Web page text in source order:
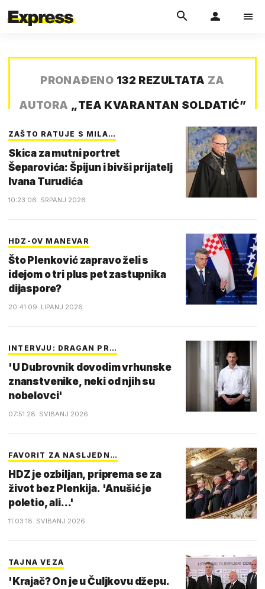
PRONAĐENO 132 REZULTATA ZA
AUTORA „TEA KVARANTAN SOLDATIĆ”
ZAŠTO RATUJE S MILA…
Skica za mutni portret
Šeparovića: Špijun i bivši prijatelj
Ivana Turudića
10:23 06. SRPANJ 2026.
HDZ-OV MANEVAR
Što Plenković zapravo želi s
idejom o tri plus pet zastupnika
dijaspore?
20:41 09. LIPANJ 2026.
INTERVJU: DRAGAN PR…
'U Dubrovnik dovodim vrhunske
znanstvenike, neki od njih su
nobelovci'
07:51 28. SVIBANJ 2026.
FAVORIT ZA NASLJEDN…
HDZ je ozbiljan, priprema se za
život bez Plenkija. 'Anušić je
poletio, ali...'
11:03 18. SVIBANJ 2026.
TAJNA VEZA
'Krajač? On je u Čuljkovu džepu.